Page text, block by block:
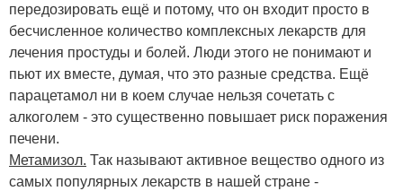
передозировать ещё и потому, что он входит просто в
бесчисленное количество комплексных лекарств для
лечения простуды и болей. Люди этого не понимают и
пьют их вместе, думая, что это разные средства. Ещё
парацетамол ни в коем случае нельзя сочетать с
алкоголем - это существенно повышает риск поражения
печени.
Метамизол. Так называют активное вещество одного из
самых популярных лекарств в нашей стране -